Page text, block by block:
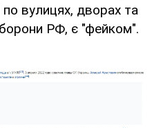
по вулицях, дворах та
РФ, є "фейком".